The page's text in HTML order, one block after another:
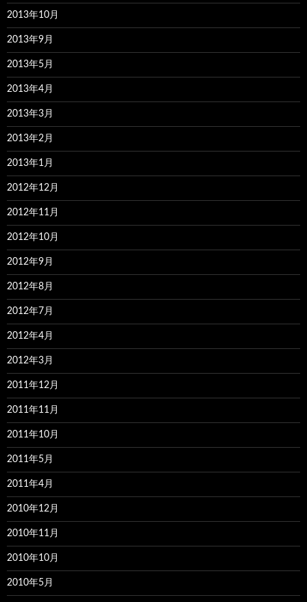
2013年10月
2013年9月
2013年5月
2013年4月
2013年3月
2013年2月
2013年1月
2012年12月
2012年11月
2012年10月
2012年9月
2012年8月
2012年7月
2012年4月
2012年3月
2011年12月
2011年11月
2011年10月
2011年5月
2011年4月
2010年12月
2010年11月
2010年10月
2010年5月